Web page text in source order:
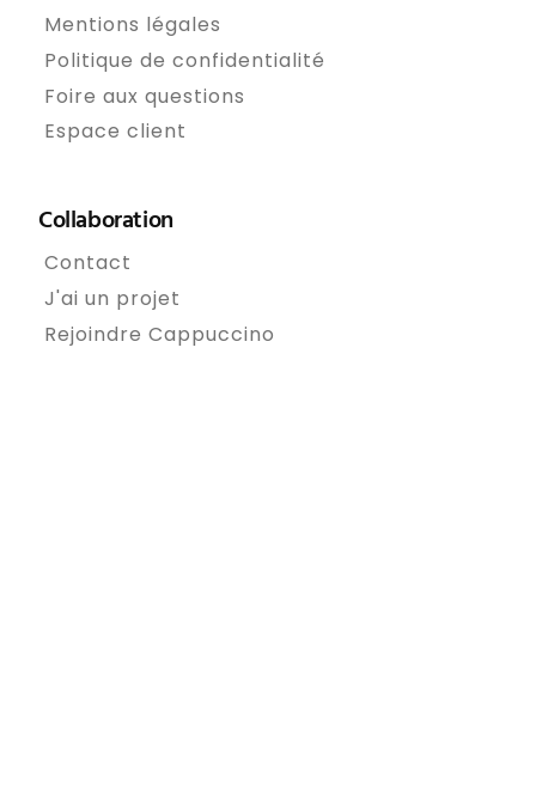
Mentions légales
Politique de confidentialité
Foire aux questions
Espace client
Collaboration
Contact
J'ai un projet
Rejoindre Cappuccino